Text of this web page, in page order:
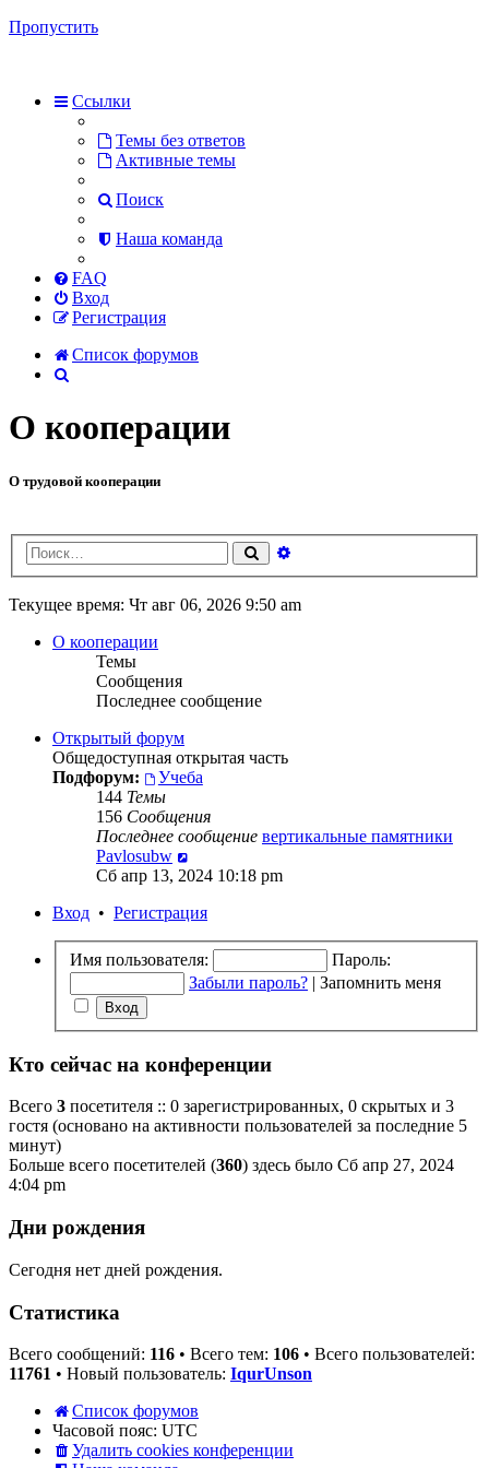
Пропустить
Ссылки
Темы без ответов
Активные темы
Поиск
Наша команда
FAQ
Вход
Регистрация
Список форумов
О кооперации
О трудовой кооперации
Поиск
Текущее время: Чт авг 06, 2026 9:50 am
О кооперации
Темы
Сообщения
Последнее сообщение
Открытый форум
Общедоступная открытая часть
Подфорум:
Учеба
144 Темы
156 Сообщения
Последнее сообщение вертикальные памятники
Pavlosubw
к
сообщению
Сб апр 13, 2024 10:18 pm
Вход • Регистрация
Имя пользователя:
Пароль:
Забыли пароль? | Запомнить меня
Кто сейчас на конференции
Всего 3 посетителя :: 0 зарегистрированных, 0 скрытых и 3
гостя (основано на активности пользователей за последние 5
минут)
Больше всего посетителей (360) здесь было Сб апр 27, 2024
4:04 pm
Дни рождения
Сегодня нет дней рождения.
Статистика
Всего сообщений: 116 • Всего тем: 106 • Всего пользователей:
11761 • Новый пользователь: IqurUnson
Список форумов
Часовой пояс: UTC
Удалить cookies конференции